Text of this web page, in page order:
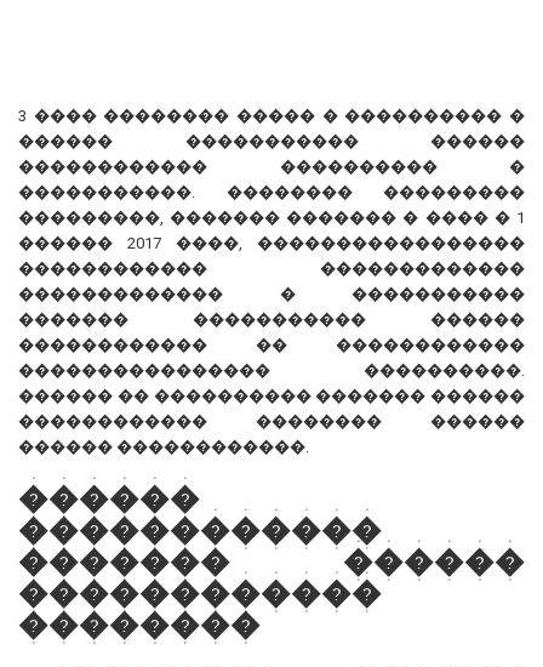
3 ���� �������� ����� � ���������� �
������ ����������� ������
������������ ���������� �
�����������. �������� ���������
���������, ������� ������� � ���� � 1
������ 2017 ����, �����������������
������������ �������������
������������� � �����������
������� ����������� ������
������������ �� ������������
���������������� ����������.
������ �� ���������� ������� ������
������������ �������� ������
������ ������������.
������
������������
������� ������
������������
��������